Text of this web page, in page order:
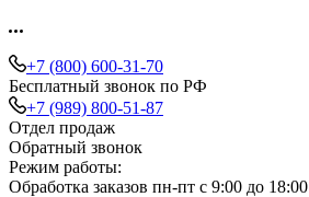
+7 (800) 600-31-70
Бесплатный звонок по РФ
+7 (989) 800-51-87
Отдел продаж
Обратный звонок
Режим работы:
Обработка заказов пн-пт с 9:00 до 18:00